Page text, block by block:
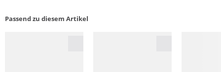
Passend zu diesem Artikel